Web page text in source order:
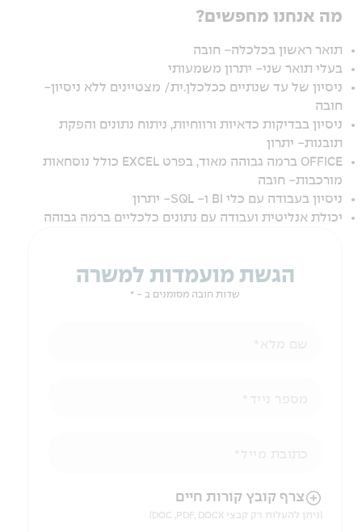
מה אנחנו מחפשים?
תואר ראשון בכלכלה- חובה
בעלי תואר שני- יתרון משמעותי
ניסיון של עד שנתיים ככלכלן.ית/ מצטיינים ללא ניסיון-
חובה
ניסיון בבדיקות כדאיות ורווחיות, ניתוח נתונים והפקת
תובנות- יתרון
OFFICE ברמה גבוהה מאוד, בפרט EXCEL כולל נוסחאות
מורכבות- חובה
ניסיון בעבודה עם כלי BI ו- SQL- יתרון
יכולת אנליטית ועבודה עם נתונים כלכליים ברמה גבוהה
הגשת מועמדות למשרה
שדות חובה מסומנים ב - *
הניווט לאחר העלאת הקובץ באמצעות מקש ה-TAB
צרף קובץ קורות חיים
(ניתן להעלות רק קבצי DOC ,PDF, DOCX)